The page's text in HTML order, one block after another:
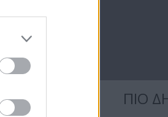
εδείξαν επ. 23ΠΙΟ